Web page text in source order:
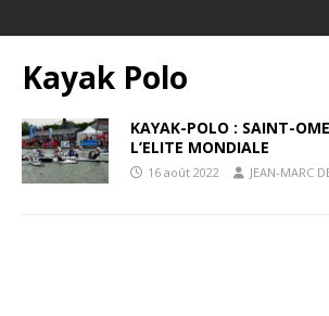
Kayak Polo
KAYAK-POLO : SAINT-
L’ELITE MONDIALE
16 août 2022 JEAN-MARC